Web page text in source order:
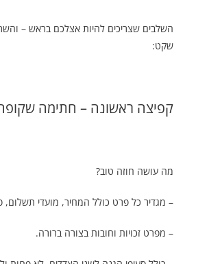
השלבים שצריכים להיות אצלכם בראש –
שקט:
קפיצה ראשונה – חתימה
מה עושה חוזה טוב?
– מגדיר כל פרט כולל המחיר, מועדי תשלום,
– מפרט זכויות וחובות בצורה ברורה.